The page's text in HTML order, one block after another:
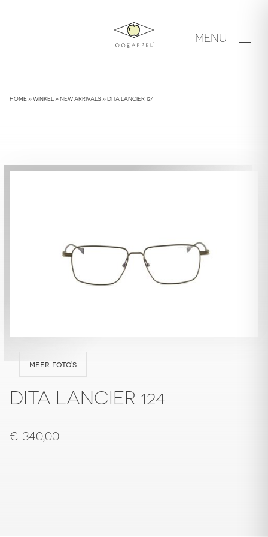
MENU
HOME»WINKEL »NEW ARRIVALS»DITA LANCIER 124
meer foto's
DITA LANCIER 124
€ 340,00